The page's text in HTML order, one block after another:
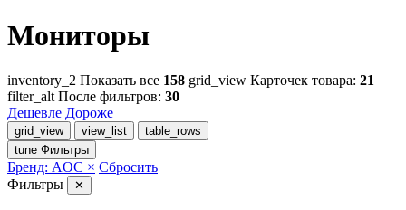
Мониторы
inventory_2 Показать все 158 grid_view Карточек товара: 21
filter_alt После фильтров: 30
Дешевле Дороже
grid_view view_list
table_rows
tune Фильтры
Бренд: AOC × Сбросить
Фильтры
✕